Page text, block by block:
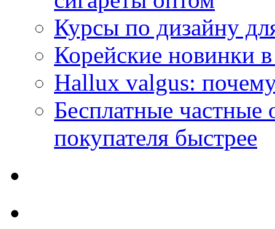
Курсы по дизайну
Корейские новинки
Hallux valgus: почему
Бесплатные частные
покупателя быстрее